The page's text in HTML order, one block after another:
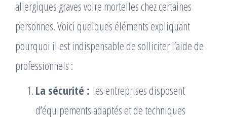
allergiques graves voire mortelles chez certaines
personnes. Voici quelques éléments expliquant
pourquoi il est indispensable de solliciter l’aide de
professionnels :
La sécurité : les entreprises disposent
d’équipements adaptés et de techniques